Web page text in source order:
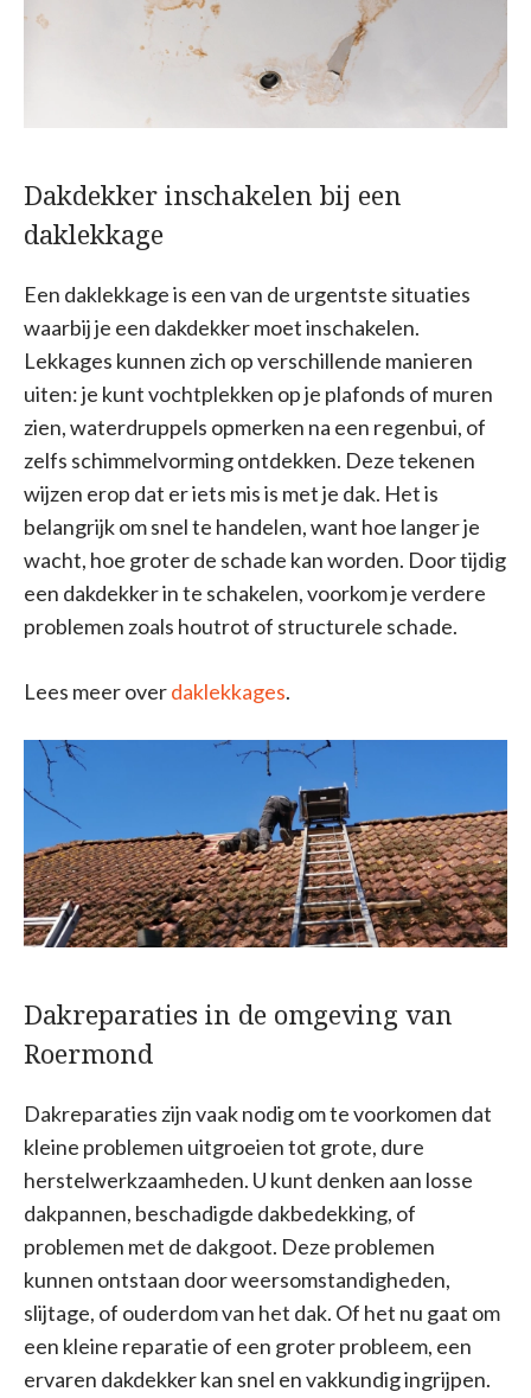
Dakdekker inschakelen bij een
daklekkage
Een daklekkage is een van de urgentste situaties
waarbij je een dakdekker moet inschakelen.
Lekkages kunnen zich op verschillende manieren
uiten: je kunt vochtplekken op je plafonds of muren
zien, waterdruppels opmerken na een regenbui, of
zelfs schimmelvorming ontdekken. Deze tekenen
wijzen erop dat er iets mis is met je dak. Het is
belangrijk om snel te handelen, want hoe langer je
wacht, hoe groter de schade kan worden. Door tijdig
een dakdekker in te schakelen, voorkom je verdere
problemen zoals houtrot of structurele schade.
Lees meer overdaklekkages.
Dakreparaties in de omgeving van
Roermond
Dakreparaties zijn vaak nodig om te voorkomen dat
kleine problemen uitgroeien tot grote, dure
herstelwerkzaamheden. U kunt denken aan losse
dakpannen, beschadigde dakbedekking, of
problemen met de dakgoot. Deze problemen
kunnen ontstaan door weersomstandigheden,
slijtage, of ouderdom van het dak. Of het nu gaat om
een kleine reparatie of een groter probleem, een
ervaren dakdekker kan snel en vakkundig ingrijpen.